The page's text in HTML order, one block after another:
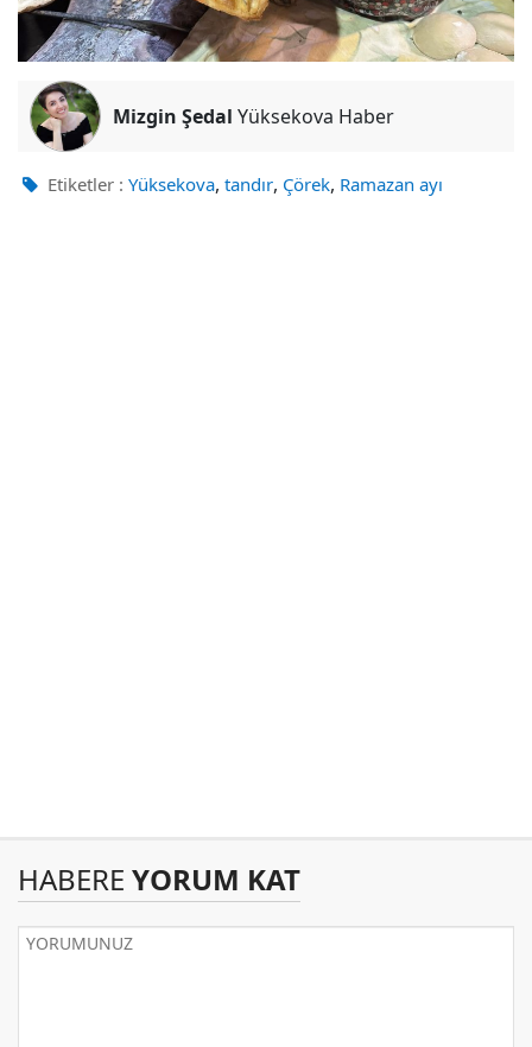
Mizgin Şedal Yüksekova Haber
Etiketler : Yüksekova, tandır, Çörek, Ramazan ayı
HABERE YORUM KAT